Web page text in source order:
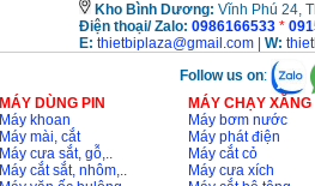
Kho Bình Dương: Vĩnh Phú 24,
Điện thoại/ Zalo: 0986166533 *
E: thietbiplaza@gmail.com W:
Follow us on:
MÁY DÙNG PIN
Máy khoan
Máy mài, cắt
Máy cưa sắt, gỗ,..
Máy cắt sắt, nhôm,..
MÁY CHẠY
Máy bơm nước
Máy phát điện
Máy cắt cỏ
Máy cưa xích